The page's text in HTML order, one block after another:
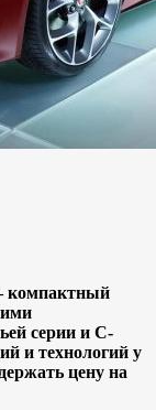
компактный
серии и С-
и технологий у
цену на